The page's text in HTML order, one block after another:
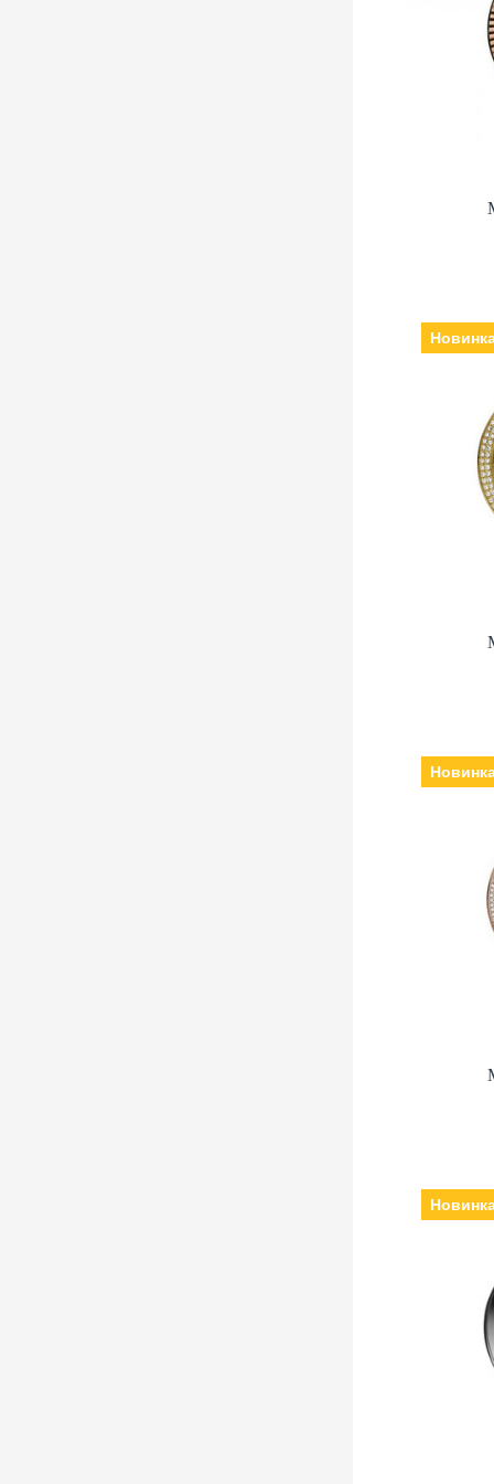
кварцеві,
кварцеві,
кварцеві,